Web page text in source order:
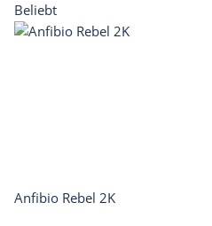
Beliebt
Anfibio Rebel 2K